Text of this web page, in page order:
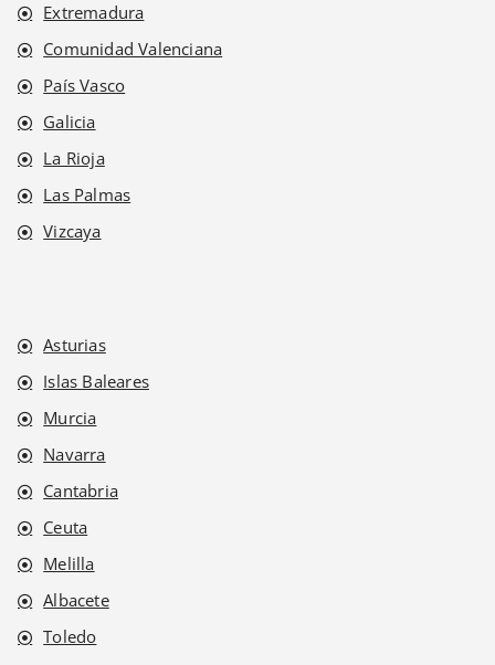
Extremadura
Comunidad Valenciana
País Vasco
Galicia
La Rioja
Las Palmas
Vizcaya
Asturias
Islas Baleares
Murcia
Navarra
Cantabria
Ceuta
Melilla
Albacete
Toledo